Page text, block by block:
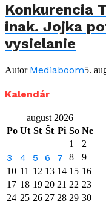
Konkurencia
inak. Jojka
vysielanie
Autor Mediaboom5.
Kalendár
august 2026
Po Ut St Št Pi So Ne
1
2
3 4 5 6 7 8
9
10 11 12 13 14 15 16
17 18 19 20 21 22 23
24 25 26 27 28 29 30